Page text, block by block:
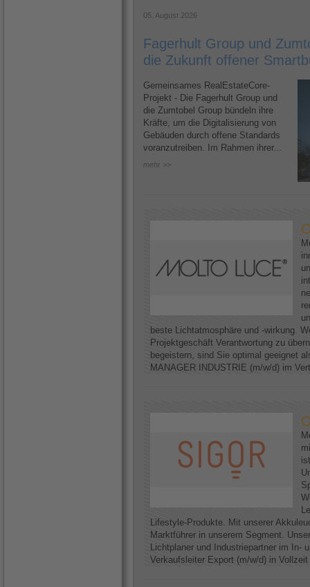
05. August 2026
Fagerhult Group und
die Zukunft offener
Gemeinsames RealEstateCore-
Projekt - Die Fagerhult Group und
die Zumtobel Group bündeln ihre
Kräfte, um die Digitalisierung von
Gebäuden durch offene Standards
voranzutreiben. Im Rahmen ihrer...
mehr >>
beste Lichtatmosphäre und -wirkung.
Projektgeschäft Verantwortung zu
begeistern, sind Sie optimal geeignet
MANAGER INDUSTRIE (m/w/d) im
Lifestyle-Produkte. Mit unserer
Marktführer in unserem Segment.
Lichtplaner und Industriepartner im In-
Verkaufsleiter Export (m/w/d) in